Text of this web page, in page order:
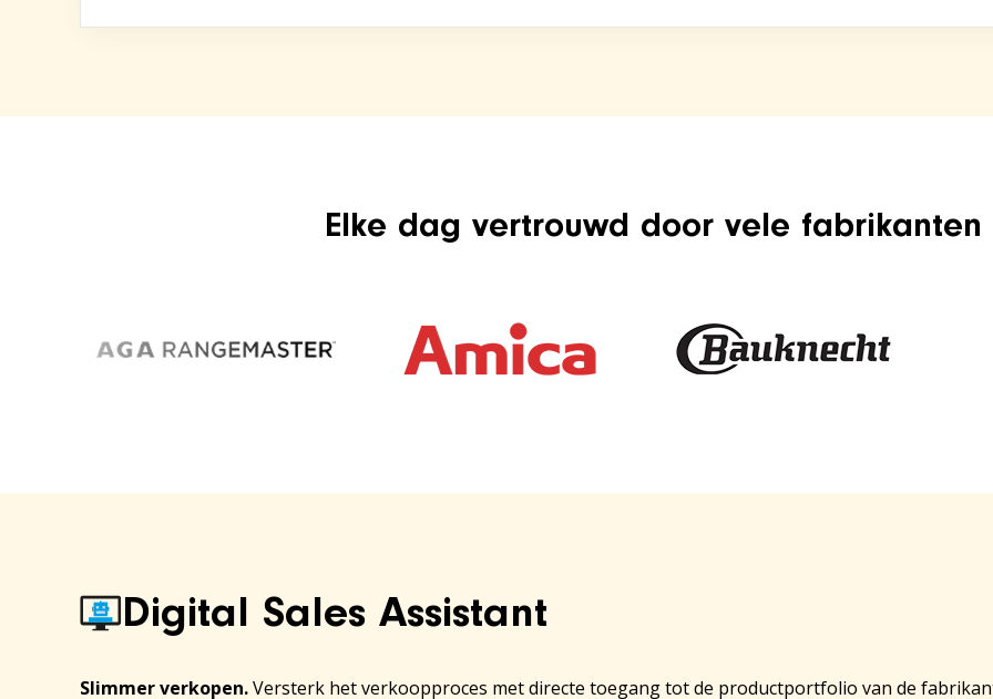
Elke dag vertrouwd door vele
Digital Sales Assistant
Slimmer verkopen.Versterk het verkoopproces met directe toegang tot de productportfolio van de